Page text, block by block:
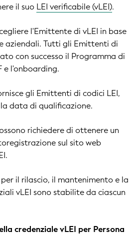
il suo LEI verificabile (vLEI).
l'Emittente di vLEI in base
aziendali. Tutti gli Emittenti di
con successo il Programma di
e l'onboarding.
gli Emittenti di codici LEI,
data di qualificazione.
richiedere di ottenere un
sul sito web
il rilascio, il mantenimento e la
vLEI sono stabilite da ciascun
credenziale vLEI per Persona